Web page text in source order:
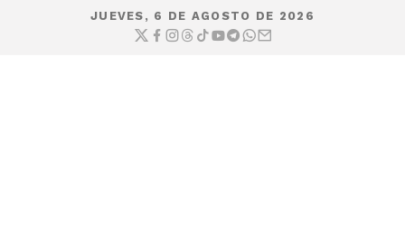
JUEVES, 6 DE AGOSTO DE 2026